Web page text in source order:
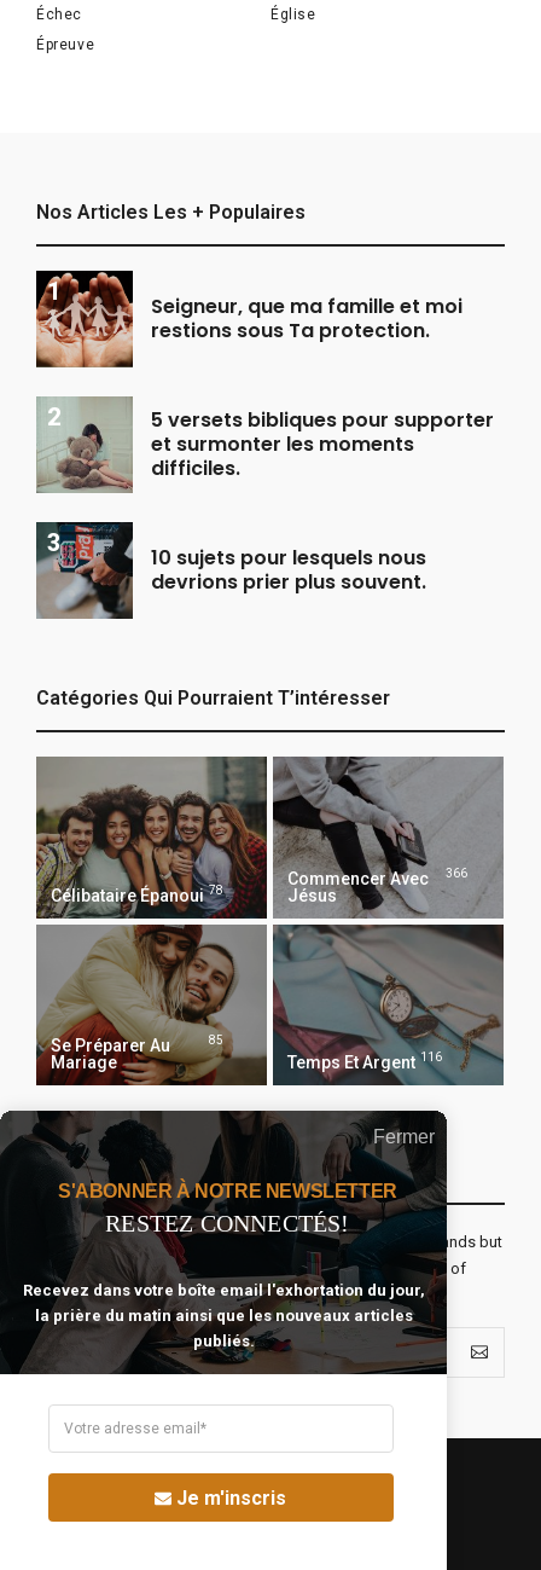
Échec
Église
Épreuve
Nos Articles Les + Populaires
Seigneur, que ma famille et moi
restions sous Ta protection.
5 versets bibliques pour supporter
et surmonter les moments
difficiles.
10 sujets pour lesquels nous
devrions prier plus souvent.
Catégories Qui Pourraient T’intéresser
Célibataire Épanoui 78
Commencer Avec
Jésus
366
Se Préparer Au
Mariage
85
Temps Et Argent 116
Recevoir Notre Newsletter Chaque Matin
The real voyage of discovery consists not in seeking new lands but
seeing with new eyes. All journeys have secret destinations of
which the traveler is unaware.
Fermer
S'ABONNER À NOTRE NEWSLETTER
RESTEZ CONNECTÉS!
Recevez dans votre boîte email l'exhortation du jour,
la prière du matin ainsi que les nouveaux articles
publiés.
Je m'inscris